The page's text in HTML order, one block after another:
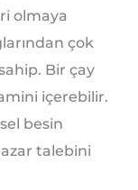
olmaya
çok
Bir çay
içerebilir.
besin
talebini